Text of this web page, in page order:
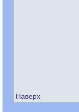
Наверх